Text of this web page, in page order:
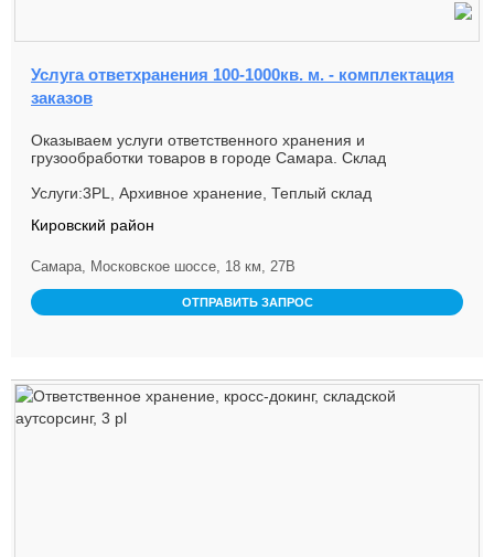
Услуга ответхранения 100-1000кв. м. - комплектация
заказов
Оказываем услуги ответственного хранения и
грузообработки товаров в городе Самара. Склад
Услуги:3PL, Архивное хранение, Теплый склад
Кировский район
Самара, Московское шоссе, 18 км, 27В
ОТПРАВИТЬ ЗАПРОС